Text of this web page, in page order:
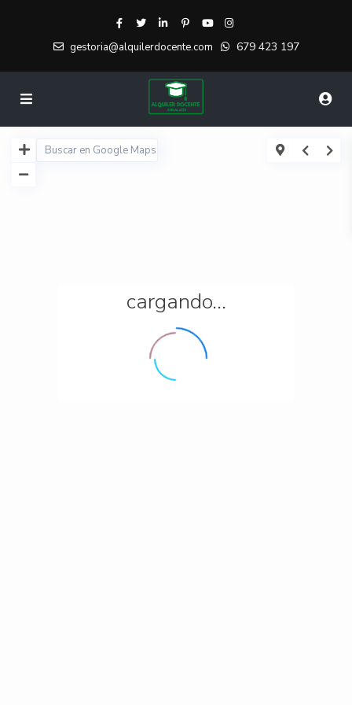
gestoria@alquilerdocente.com 679 423 197
cargando...